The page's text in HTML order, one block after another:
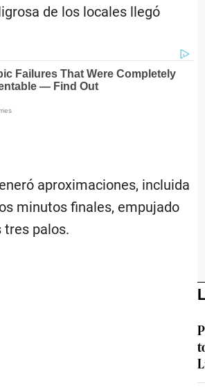
de los locales llegó
aproximaciones, incluida
minutos finales, empujado
tres palos.